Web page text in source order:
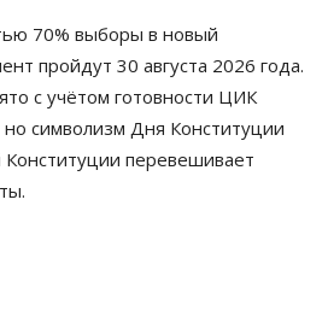
70% выборы в новый
пройдут 30 августа 2026 года.
с учётом готовности ЦИК
но символизм Дня Конституции
Конституции перевешивает